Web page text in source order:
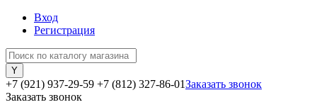
Вход
Регистрация
+7 (921) 937-29-59 +7 (812) 327-86-01Заказать звонок
Заказать звонок